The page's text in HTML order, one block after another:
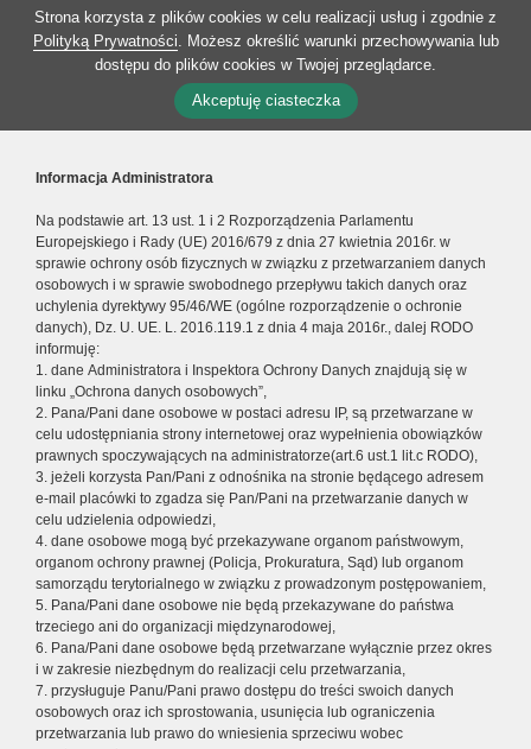
Strona korzysta z plików cookies w celu realizacji usług i zgodnie z
Polityką Prywatności. Możesz określić warunki przechowywania lub
dostępu do plików cookies w Twojej przeglądarce.
Akceptuję ciasteczka
Informacja Administratora
Na podstawie art. 13 ust. 1 i 2 Rozporządzenia Parlamentu
Europejskiego i Rady (UE) 2016/679 z dnia 27 kwietnia 2016r. w
sprawie ochrony osób fizycznych w związku z przetwarzaniem danych
osobowych i w sprawie swobodnego przepływu takich danych oraz
uchylenia dyrektywy 95/46/WE (ogólne rozporządzenie o ochronie
danych), Dz. U. UE. L. 2016.119.1 z dnia 4 maja 2016r., dalej RODO
informuję:
1. dane Administratora i Inspektora Ochrony Danych znajdują się w
linku „Ochrona danych osobowych”,
2. Pana/Pani dane osobowe w postaci adresu IP, są przetwarzane w
celu udostępniania strony internetowej oraz wypełnienia obowiązków
prawnych spoczywających na administratorze(art.6 ust.1 lit.c RODO),
3. jeżeli korzysta Pan/Pani z odnośnika na stronie będącego adresem
e-mail placówki to zgadza się Pan/Pani na przetwarzanie danych w
celu udzielenia odpowiedzi,
4. dane osobowe mogą być przekazywane organom państwowym,
organom ochrony prawnej (Policja, Prokuratura, Sąd) lub organom
samorządu terytorialnego w związku z prowadzonym postępowaniem,
5. Pana/Pani dane osobowe nie będą przekazywane do państwa
trzeciego ani do organizacji międzynarodowej,
6. Pana/Pani dane osobowe będą przetwarzane wyłącznie przez okres
i w zakresie niezbędnym do realizacji celu przetwarzania,
7. przysługuje Panu/Pani prawo dostępu do treści swoich danych
osobowych oraz ich sprostowania, usunięcia lub ograniczenia
przetwarzania lub prawo do wniesienia sprzeciwu wobec